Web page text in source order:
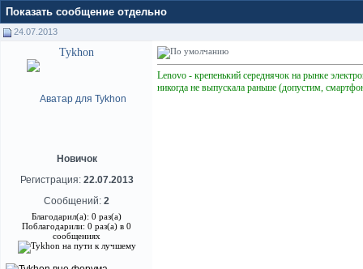
Показать сообщение отдельно
24.07.2013
Tykhon
Новичок
Регистрация: 22.07.2013
Сообщений: 2
Благодарил(а): 0 раз(а)
Поблагодарили: 0 раз(а) в 0
сообщениях
Lenovo - крепенький середнячок на рынке
никогда не выпускала раньше (допустим,